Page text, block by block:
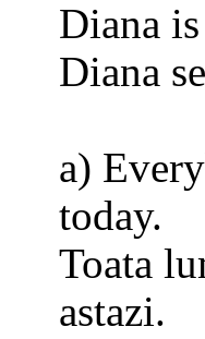
Diana
Diana
a)
today.
Toata
astazi.